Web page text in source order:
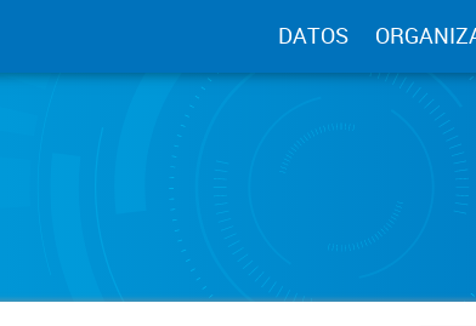
DATOS